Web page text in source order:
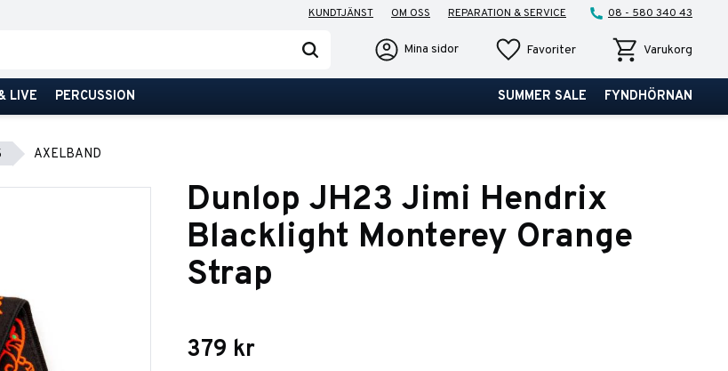
KUNDTJÄNST OM OSS REPARATION & SERVICE 08 - 580 340 43
Mina sidor FavoriterFavoriter KundvagnVarukorg
LIVE PERCUSSION SUMMER SALE FYNDHÖRNAN
AXELBAND
Dunlop JH23 Jimi Hendrix
Blacklight Monterey Orange
Strap
379 kr